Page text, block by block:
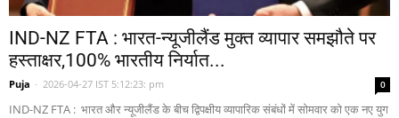
IND-NZ FTA : भारत-न्यूजीलैंड मुक्त व्यापार समझौते पर
हस्ताक्षर,100% भारतीय निर्यात...
Puja - 2026-04-27 IST 5:12:23: pm 0
IND-NZ FTA : भारत और न्यूजीलैंड के बीच द्विपक्षीय व्यापारिक संबंधों में सोमवार को एक नए युग